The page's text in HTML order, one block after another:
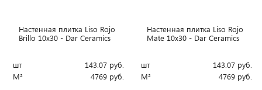
Настенная плитка Liso Rojo
Brillo 10x30 - Dar Ceramics
шт 143.07 руб.
М²
4769 руб.
Настенная плитка Liso Rojo
Mate 10x30 - Dar Ceramics
шт 143.07 руб.
М²
4769 руб.